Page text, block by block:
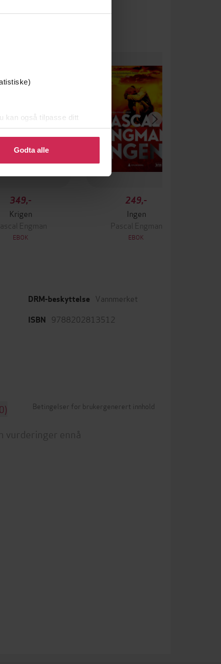
kan også tilpasse ditt
eller endre ditt samtykke.
Godta alle
349,-
Krigen
Engman
EBOK
249,-
Ingen
Pascal Engman
EBOK
DRM-beskyttelse Vannmerket
ISBN 9788202813512
Betingelser for brukergenerert innhold
vurderinger ennå